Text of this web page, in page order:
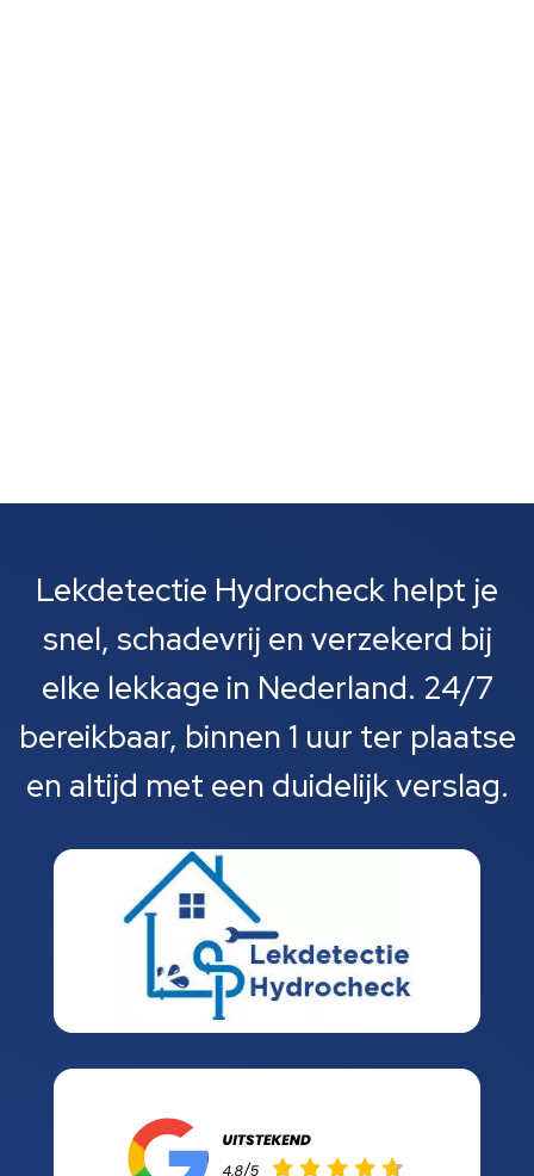
Lekdetectie Hydrocheck helpt je
snel, schadevrij en verzekerd bij
elke lekkage in Nederland. 24/7
bereikbaar, binnen 1 uur ter plaatse
en altijd met een duidelijk verslag.